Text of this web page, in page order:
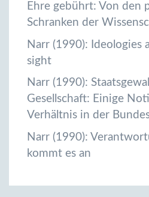
Ehre gebührt: Von den
Schranken der
Narr (1990): Ideologies
sight
Narr (1990):
Gesellschaft: Einige
Verhältnis in der
Narr (1990):
kommt es an